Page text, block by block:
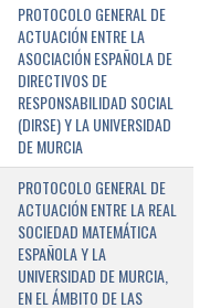
PROTOCOLO GENERAL DE
ACTUACIÓN ENTRE LA
ASOCIACIÓN ESPAÑOLA DE
DIRECTIVOS DE
RESPONSABILIDAD SOCIAL
(DIRSE) Y LA UNIVERSIDAD
DE MURCIA
PROTOCOLO GENERAL DE
ACTUACIÓN ENTRE LA REAL
SOCIEDAD MATEMÁTICA
ESPAÑOLA Y LA
UNIVERSIDAD DE MURCIA,
EN EL ÁMBITO DE LAS